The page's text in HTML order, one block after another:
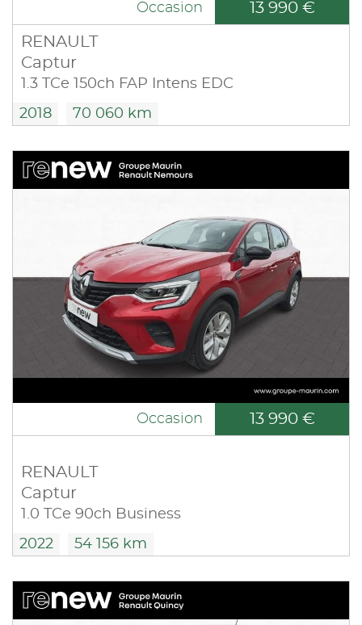
Occasion 13 990 €
RENAULT
Captur
1.3 TCe 150ch FAP Intens EDC
2018 70 060 km
Occasion 13 990 €
RENAULT
Captur
1.0 TCe 90ch Business
2022 54 156 km